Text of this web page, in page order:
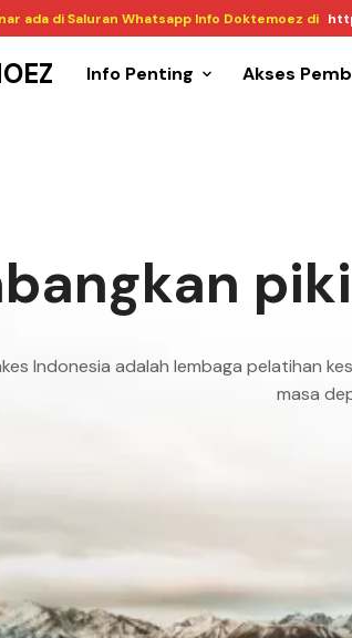
ada di Saluran Whatsapp Info Doktemoez di
Info Penting Akses
Indonesia adalah lembaga pelatihan
masa